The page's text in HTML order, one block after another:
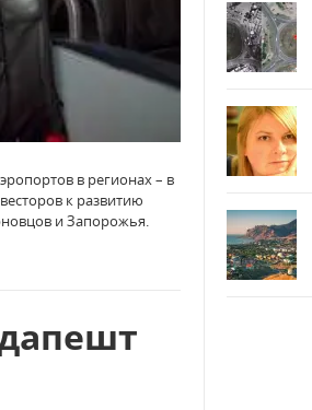
в регионах – в
к развитию
и Запорожья.